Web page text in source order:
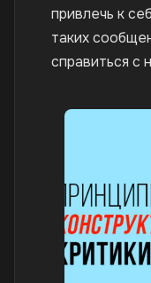
привлечь к
таких
справиться с